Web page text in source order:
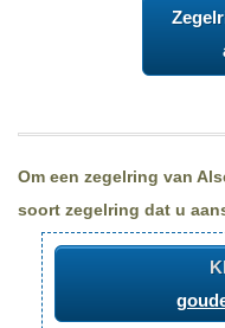
Om een zegelring van
soort zegelring dat u